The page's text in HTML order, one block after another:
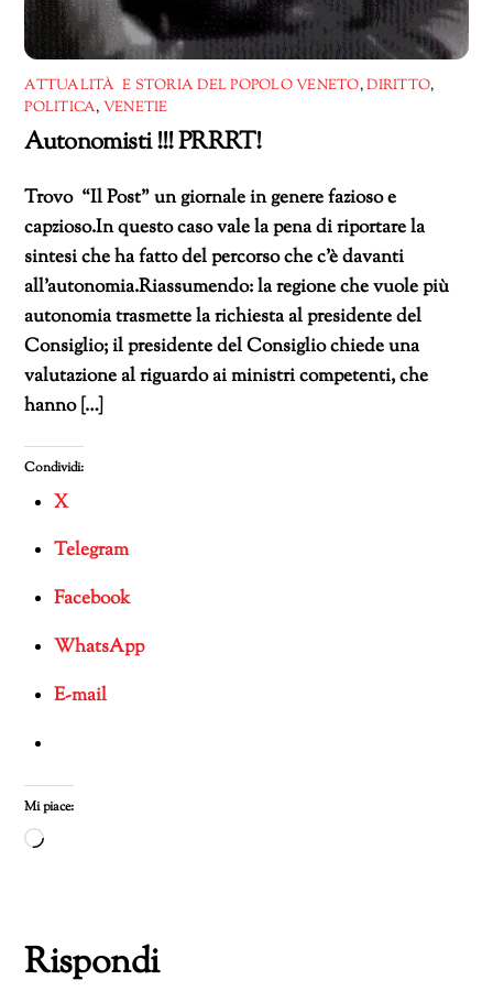
ATTUALITÀ E STORIA DEL POPOLO VENETO,DIRITTO,
POLITICA, VENETIE
Autonomisti !!! PRRRT!
Trovo “Il Post” un giornale in genere fazioso e
capzioso.In questo caso vale la pena di riportare la
sintesi che ha fatto del percorso che c’è davanti
all’autonomia.Riassumendo: la regione che vuole più
autonomia trasmette la richiesta al presidente del
Consiglio; il presidente del Consiglio chiede una
valutazione al riguardo ai ministri competenti, che
hanno […]
Condividi:
X
Telegram
Facebook
WhatsApp
E-mail
Mi piace:
Caricamento
Rispondi